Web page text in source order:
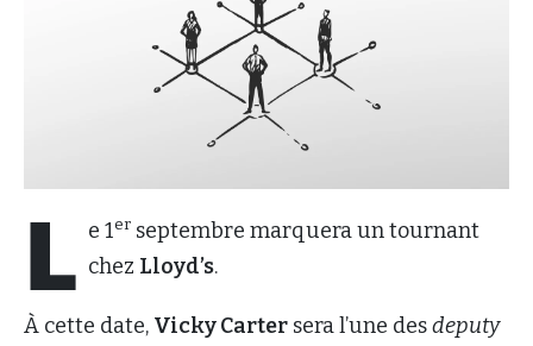
L e 1er septembre marquera un tournant
chez Lloyd’s.
À cette date, Vicky Carter sera l’une desdeputy